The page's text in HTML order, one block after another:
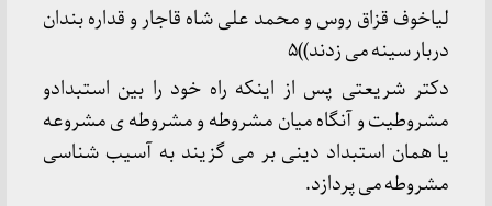
لیاخوف قزاق روس و محمد علی شاه قاجار و قداره بندان
دربار سینه می زدند))۵
دکتر شریعتی پس از اینکه راه خود را بین استبدادو
مشروطیت و آنگاه میان مشروطه و مشروطه ی مشروعه
یا همان استبداد دینی بر می گزیند به آسیب شناسی
مشروطه می پردازد.